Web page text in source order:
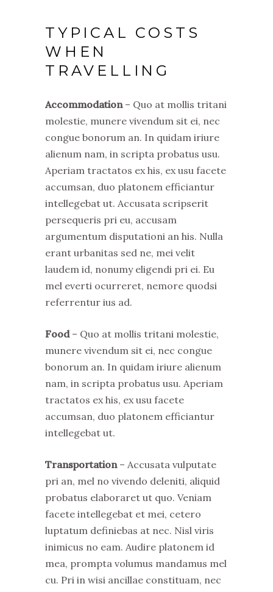
TYPICAL COSTS
WHEN
TRAVELLING
Accommodation– Quo at mollis tritani
molestie, munere vivendum sit ei, nec
congue bonorum an. In quidam iriure
alienum nam, in scripta probatus usu.
Aperiam tractatos ex his, ex usu facete
accumsan, duo platonem efficiantur
intellegebat ut. Accusata scripserit
persequeris pri eu, accusam
argumentum disputationi an his. Nulla
erant urbanitas sed ne, mei velit
laudem id, nonumy eligendi pri ei. Eu
mel everti ocurreret, nemore quodsi
referrentur ius ad.
Food– Quo at mollis tritani molestie,
munere vivendum sit ei, nec congue
bonorum an. In quidam iriure alienum
nam, in scripta probatus usu. Aperiam
tractatos ex his, ex usu facete
accumsan, duo platonem efficiantur
intellegebat ut.
Transportation– Accusata vulputate
pri an, mel no vivendo deleniti, aliquid
probatus elaboraret ut quo. Veniam
facete intellegebat et mei, cetero
luptatum definiebas at nec. Nisl viris
inimicus no eam. Audire platonem id
mea, prompta volumus mandamus mel
cu. Pri in wisi ancillae constituam, nec